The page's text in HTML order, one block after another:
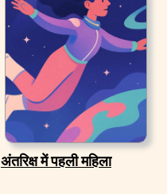
अंतरिक्ष में पहली महिला